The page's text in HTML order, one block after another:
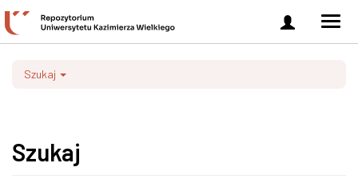
Zaloguj
się
Szukaj
Szukaj